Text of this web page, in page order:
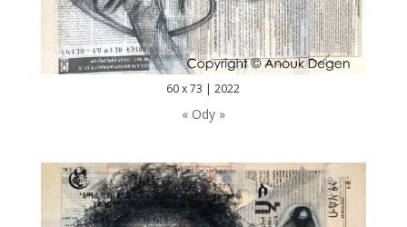
60 x 73 | 2022
« Ody »